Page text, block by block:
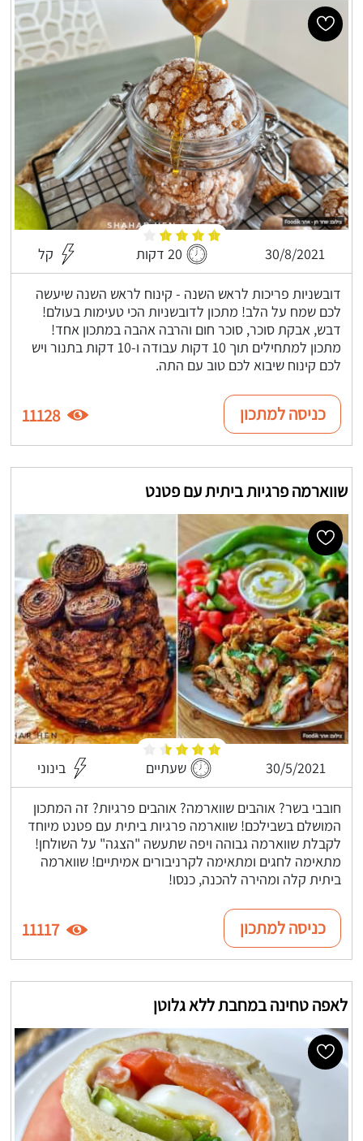
30/8/2021 20 דקות קל
דובשניות פריכות לראש השנה - קינוח לראש השנה שיעשה
לכם שמח על הלב! מתכון לדובשניות הכי טעימות בעולם!
דבש, אבקת סוכר, סוכר חום והרבה אהבה במתכון אחד!
מתכון למתחילים תוך 10 דקות עבודה ו-10 דקות בתנור ויש
לכם קינוח שיבוא לכם טוב עם התה.
כניסה למתכון 11128
שווארמה פרגיות ביתית עם פטנט
30/5/2021 שעתיים בינוני
חובבי בשר? אוהבים שווארמה? אוהבים פרגיות? זה המתכון
המושלם בשבילכם! שווארמה פרגיות ביתית עם פטנט מיוחד
לקבלת שווארמה גבוהה ויפה שתעשה "הצגה" על השולחן!
מתאימה לחגים ומתאימה לקרניבורים אמיתיים! שווארמה
ביתית קלה ומהירה להכנה, כנסו!
כניסה למתכון 11117
לאפה טחינה במחבת ללא גלוטן